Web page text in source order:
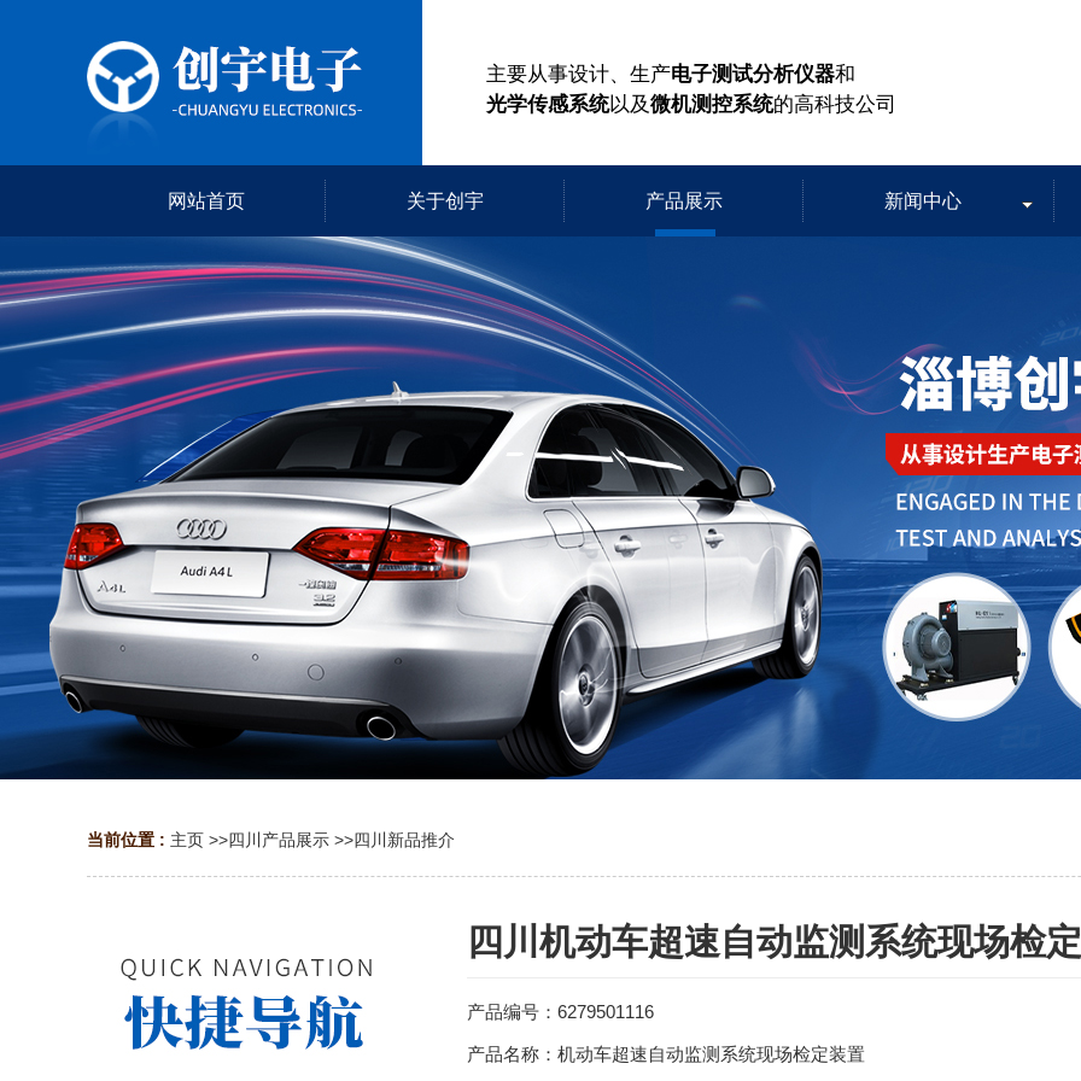
主要从事设计、生产电子测试分析仪器和
光学传感系统以及微机测控系统的高科技公司
网站首页 关于创宇 产品展示 新闻中心
当前位置 : 主页 >>四川产品展示 >>四川新品推介
四川机动车超速自动监测系统现场检
产品编号：6279501116
产品名称：机动车超速自动监测系统现场检定装置